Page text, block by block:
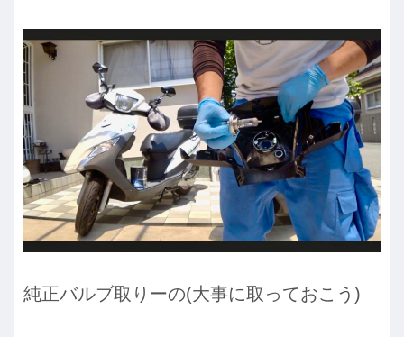
純正バルブ取りーの(大事に取っておこう)